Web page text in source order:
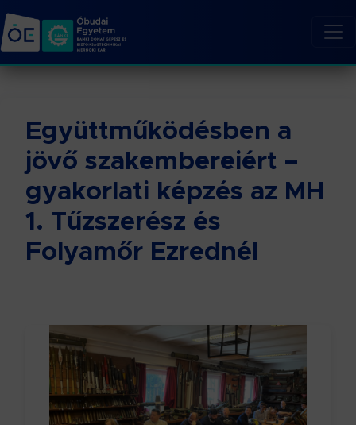
Együttműködésben a
jövő szakembereiért –
gyakorlati képzés az MH
1. Tűzszerész és
Folyamőr Ezrednél